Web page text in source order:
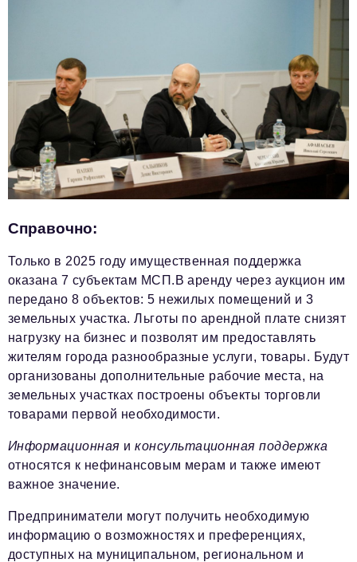
Справочно:
Только в 2025 году имущественная поддержка
оказана 7 субъектам МСП.В аренду через аукцион им
передано 8 объектов: 5 нежилых помещений и 3
земельных участка. Льготы по арендной плате снизят
нагрузку на бизнес и позволят им предоставлять
жителям города разнообразные услуги, товары. Будут
организованы дополнительные рабочие места, на
земельных участках построены объекты торговли
товарами первой необходимости.
Информационная иконсультационная поддержка
относятся к нефинансовым мерам и также имеют
важное значение.
Предприниматели могут получить необходимую
информацию о возможностях и преференциях,
доступных на муниципальном, региональном и